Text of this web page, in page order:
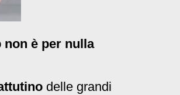
è per nulla
delle grandi